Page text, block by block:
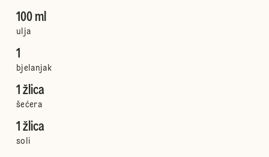
100 ml
ulja
1
bjelanjak
1 žlica
šećera
1 žlica
soli